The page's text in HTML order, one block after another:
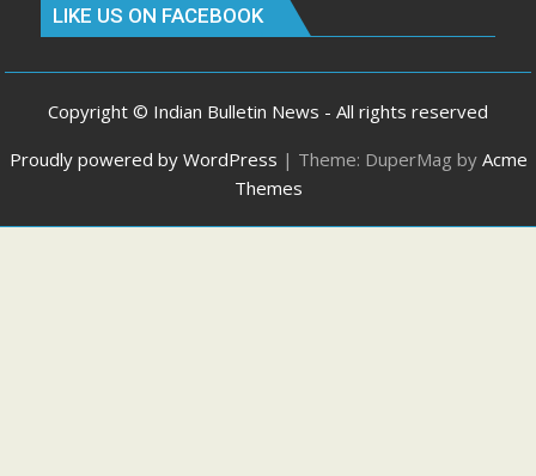
LIKE US ON FACEBOOK
Copyright © Indian Bulletin News - All rights reserved
Proudly powered by WordPress | Theme: DuperMag by Acme
Themes